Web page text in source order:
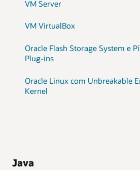
VM Server
VM VirtualBox
Oracle Flash Storage System e
Plug-ins
Oracle Linux com Unbreakable
Kernel
Java